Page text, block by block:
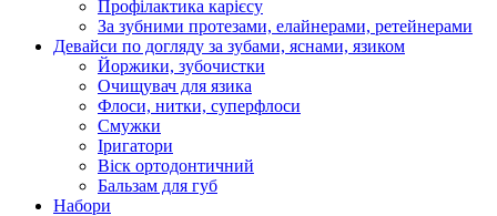
Профілактика карієсу
За зубними протезами, елайнерами, ретейнерами
Девайси по догляду за зубами, яснами, язиком
Йоржики, зубочистки
Очищувач для язика
Флоси, нитки, суперфлоси
Смужки
Іригатори
Віск ортодонтичний
Бальзам для губ
Набори